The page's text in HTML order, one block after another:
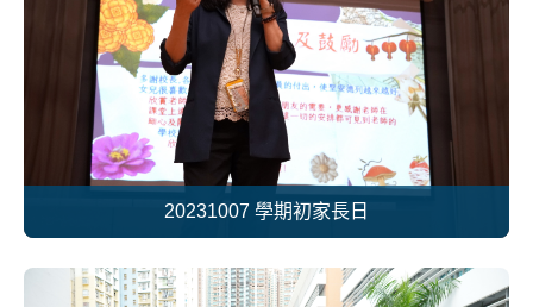
20231007 學期初家長日